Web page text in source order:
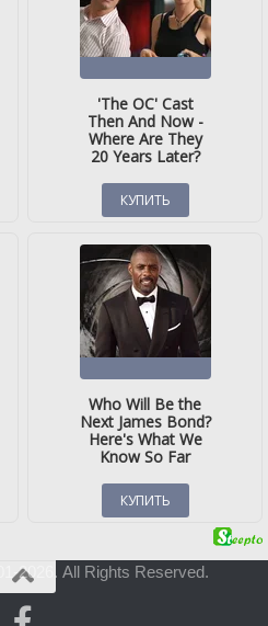
2026. All Rights Reserved.